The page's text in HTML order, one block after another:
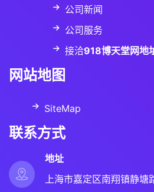
公司新闻
公司服务
接洽918博天堂网地
网站地图
SiteMap
联系方式
地址
上海市嘉定区南翔镇静